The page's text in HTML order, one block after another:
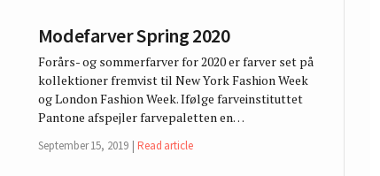
Modefarver Spring 2020
Forårs- og sommerfarver for 2020 er farver set på
kollektioner fremvist til New York Fashion Week
og London Fashion Week. Ifølge farveinstituttet
Pantone afspejler farvepaletten en…
September 15, 2019 Read article